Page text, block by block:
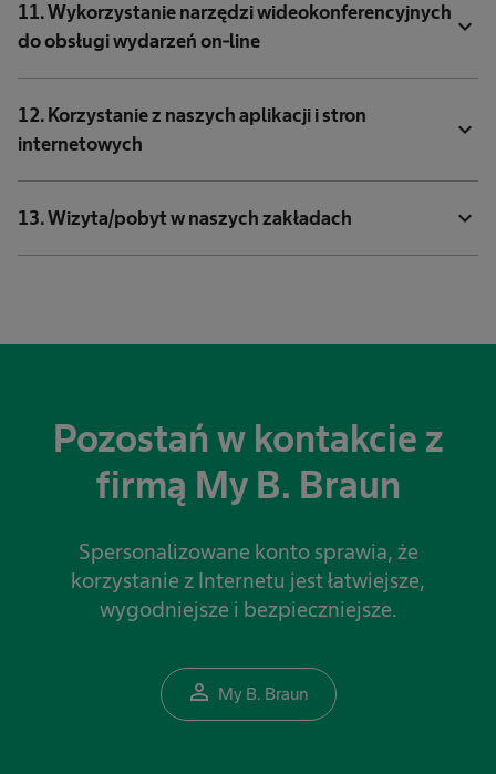
11. Wykorzystanie narzędzi wideokonferencyjnych
do obsługi wydarzeń on-line
expand_more
12. Korzystanie z naszych aplikacji i stron
internetowych
expand_more
13. Wizyta/pobyt w naszych zakładach expand_more
Pozostań w kontakcie z
firmą My B. Braun
Spersonalizowane konto sprawia, że
korzystanie z Internetu jest łatwiejsze,
wygodniejsze i bezpieczniejsze.
person_outline My B. Braun